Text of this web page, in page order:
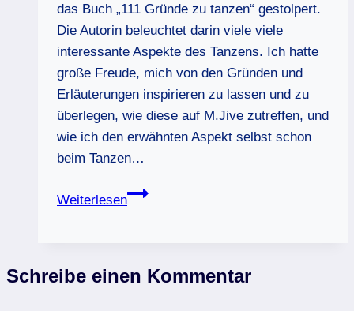
das Buch „111 Gründe zu tanzen“ gestolpert.
Die Autorin beleuchtet darin viele viele
interessante Aspekte des Tanzens. Ich hatte
große Freude, mich von den Gründen und
Erläuterungen inspirieren zu lassen und zu
überlegen, wie diese auf M.Jive zutreffen, und
wie ich den erwähnten Aspekt selbst schon
beim Tanzen…
Weiterlesen
Warum
Schreibe einen Kommentar